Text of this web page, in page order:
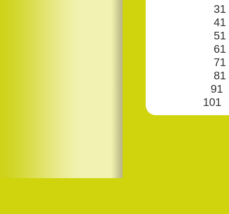
31
41
51
61
71
81
91
101